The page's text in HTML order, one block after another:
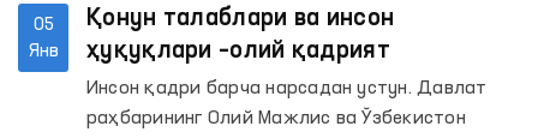
05
Янв
Қонун талаблари ва инсон
ҳуқуқлари –олий қадрият
Инсон қадри барча нарсадан устун. Давлат
раҳбарининг Олий Мажлис ва Ўзбекистон